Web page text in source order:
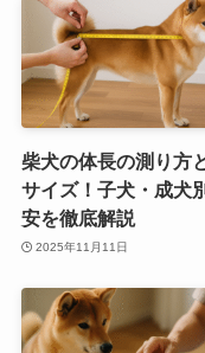
柴犬の体長の測り方
サイズ！子犬・成犬
安を徹底解説
2025年11月11日